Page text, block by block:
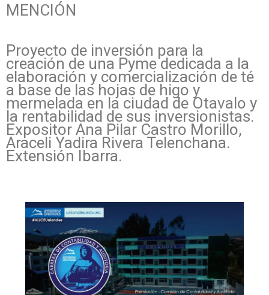
MENCIÓN
Proyecto de inversión para la
creación de una Pyme dedicada a la
elaboración y comercialización de té
a base de las hojas de higo y
mermelada en la ciudad de Otavalo y
la rentabilidad de sus inversionistas.
Expositor Ana Pilar Castro Morillo,
Araceli Yadira Rivera Telenchana.
Extensión Ibarra.